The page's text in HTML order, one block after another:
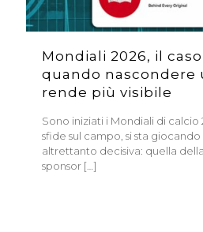
Mondiali 2026, il caso
quando nascondere
rende più visibile
Sono iniziati i Mondiali di calcio
sfide sul campo, si sta giocando
altrettanto decisiva: quella
sponsor […]